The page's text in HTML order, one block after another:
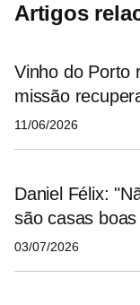
Artigos
Vinho do Porto
missão
11/06/2026
Daniel Félix:
são casas
03/07/2026